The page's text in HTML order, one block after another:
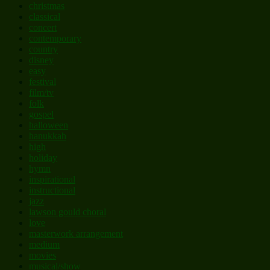
christmas
classical
concert
contemporary
country
disney
easy
festival
film/tv
folk
gospel
halloween
hanukkah
high
holiday
hymn
inspirational
instructional
jazz
lawson gould choral
love
masterwork arrangement
medium
movies
musical/show